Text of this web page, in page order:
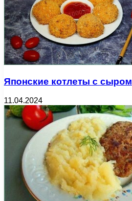
Японские котлеты с сыром
11.04.2024